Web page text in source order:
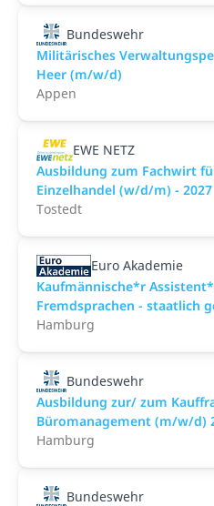
Bundeswehr
Militärisches
Heer (m/w/d)
Appen
EWE NETZ
Ausbildung zum Fachwirt
Einzelhandel (w/d/m) - 2027
Tostedt
Euro Akademie
Kaufmännische*r
Fremdsprachen - staatlich
Hamburg
Bundeswehr
Ausbildung zur/ zum
Büromanagement (m/w/d)
Hamburg
Bundeswehr